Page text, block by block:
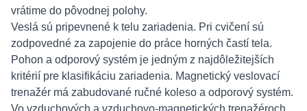
vrátime do pôvodnej polohy.
Veslá sú pripevnené k telu zariadenia. Pri cvičení sú
zodpovedné za zapojenie do práce horných častí tela.
Pohon a odporový systém je jedným z najdôležitejších
kritérií pre klasifikáciu zariadenia. Magnetický veslovací
trenažér má zabudované ručné koleso a odporový systém.
Vo vzduchových a vzduchovo-magnetických trenažéroch